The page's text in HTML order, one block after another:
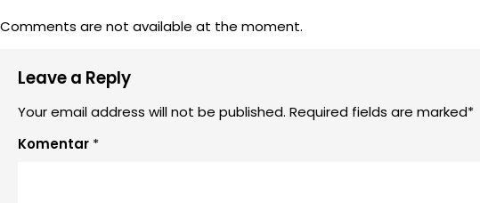
Comments are not available at the moment.
Leave a Reply
Your email address will not be published. Required fields are marked*
Komentar *